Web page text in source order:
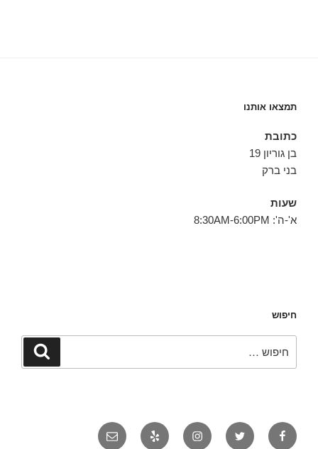
תמצאו אותנו
כתובת
בן גוריון 19
בני ברק
שעות
א'-ה': 8:30AM-6:00PM
חיפוש
חיפוש
פייסבוק טוויטר אינסטגרם יאלפ אימייל